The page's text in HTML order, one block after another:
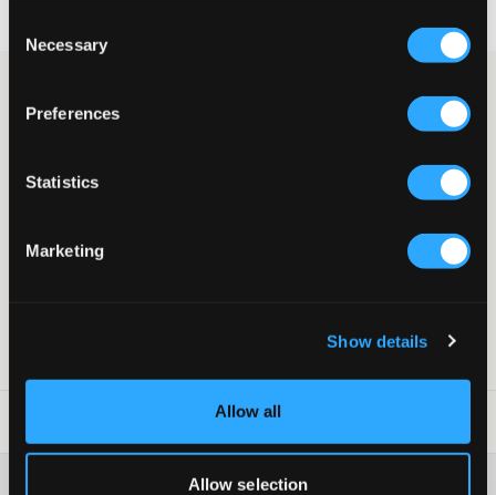
Selection
Necessary
Preferences
Statistics
Marketing
Show details
Allow all
Allow selection
pasvorm en een ronde halslijn. Het zachte materiaal biedt
bewegingsvrijheid terwijl het zijn vorm behoudt. Dit is een
Top
Ronde halslijn